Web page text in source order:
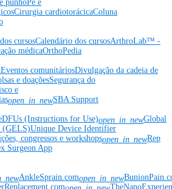
punhoPé e
Cirurgia cardiotorácicaColuna
cursosCalendário dos cursosArthroLab™ -
médicaOrthoPedia
Eventos comunitáriosDivulgação da cadeia de
e doaçõesSegurança do
e
open_in_newSBA Support
(Instructions for Use)open_in_newGlobal
(GELS)Unique Device Identifier
congressos e workshopsopen_in_newRep
Surgeon App
AnkleSprain.comopen_in_new